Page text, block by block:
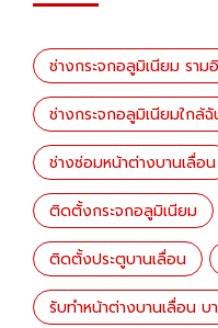
ช่างกระจกอลูมิเนียม ราม
ช่างกระจกอลูมิเนียมใกล้
ช่างซ่อมหน้าต่างบานเลื่อน
ติดตั้งกระจกอลูมิเนียม
ติดตั้งประตูบานเลื่อน
รับทำหน้าต่างบานเลื่อน บ